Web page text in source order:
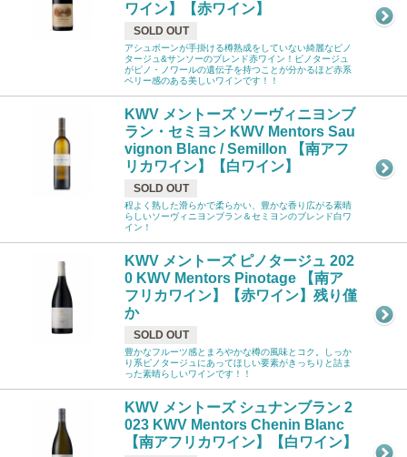
ワイン】【赤ワイン】
SOLD OUT
アシュボーンが手掛ける樽熟成をしていない綺麗なピノ
タージュ&サンソーのブレンド赤ワイン！ピノタージュ
がピノ・ノワールの遺伝子を持つことが分かるほど赤系
ベリー感のある美しいワインです！！
KWV メントーズ ソーヴィニヨンブ
ラン・セミヨン KWV Mentors Sau
vignon Blanc / Semillon 【南アフ
リカワイン】【白ワイン】
SOLD OUT
程よく熟した滑らかで柔らかい、豊かな香り広がる素晴
らしいソーヴィニヨンブラン＆セミヨンのブレンド白ワ
イン！
KWV メントーズ ピノタージュ 202
0 KWV Mentors Pinotage 【南ア
フリカワイン】【赤ワイン】残り僅
か
SOLD OUT
豊かなフルーツ感とまろやかな樽の風味とコク。しっか
り系ピノタージュにあってほしい要素がきっちりと詰ま
った素晴らしいワインです！！
KWV メントーズ シュナンブラン 2
023 KWV Mentors Chenin Blanc
【南アフリカワイン】【白ワイン】